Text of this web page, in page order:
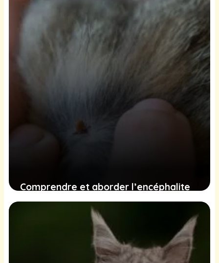
19 décembre 2024
Comprendre et aborder l’encéphalite
chez les chats : symptômes,
traitements et mesures préventives